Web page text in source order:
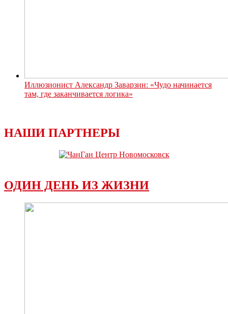
Иллюзионист Александр Заварзин: «Чудо начинается
там, где заканчивается логика»
НАШИ ПАРТНЕРЫ
ОДИН ДЕНЬ ИЗ ЖИЗНИ